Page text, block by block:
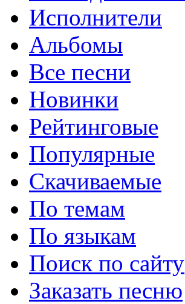
Исполнители
Альбомы
Все песни
Новинки
Рейтинговые
Популярные
Скачиваемые
По темам
По языкам
Поиск по сайту
Заказать песню